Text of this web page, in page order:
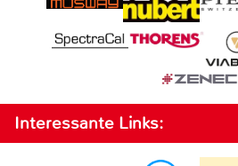
Interessante Links: